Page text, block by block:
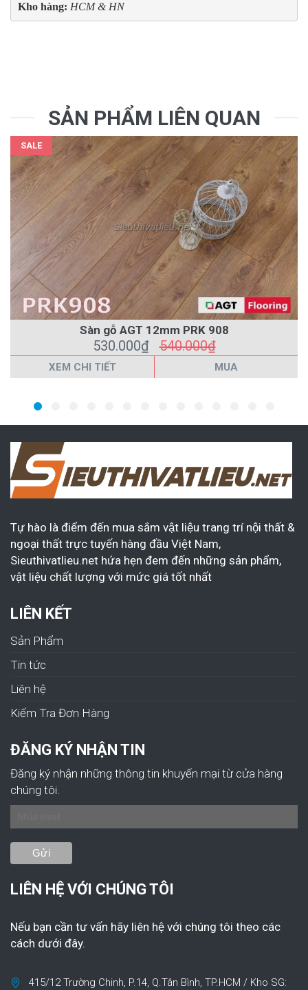
Kho hàng: HCM & HN
SẢN PHẨM LIÊN QUAN
SALE
Sàn gỗ AGT 12mm PRK 908
530.000₫540.000₫
XEM CHI TIẾT MUA
Tự hào là điểm đến mua sắm vật liệu trang trí nội thất &
ngoại thất trực tuyến hàng đầu Việt Nam,
Sieuthivatlieu.net hứa hẹn đem đến những sản phẩm,
vật liệu chất lượng với mức giá tốt nhất
LIÊN KẾT
Sản Phẩm
Tin tức
Liên hệ
Kiếm Tra Đơn Hàng
ĐĂNG KÝ NHẬN TIN
Đăng ký nhận những thông tin khuyến mại từ cửa hàng
chúng tôi.
LIÊN HỆ VỚI CHÚNG TÔI
Nếu bạn cần tư vấn hãy liên hệ với chúng tôi theo các
cách dưới đây.
415/12 Trường Chinh, P.14, Q.Tân Bình, TP.HCM / Kho SG: